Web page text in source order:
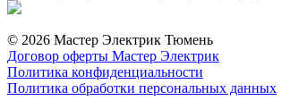
© 2026 Мастер Электрик Тюмень
Договор оферты Мастер Электрик
Политика конфиденциальности
Политика обработки персональных данных